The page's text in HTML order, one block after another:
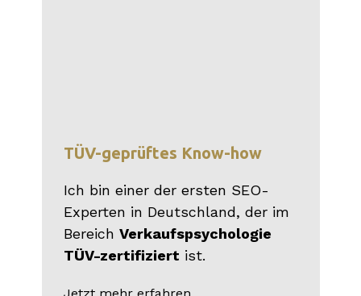
TÜV-geprüftes Know-how
Ich bin einer der ersten SEO-
Experten in Deutschland, der im
Bereich Verkaufspsychologie
TÜV-zertifiziert ist.